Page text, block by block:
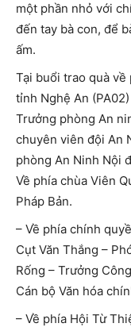
một phần nhỏ với
đến tay bà con, để
ấm.
Tại buổi trao quà về
tỉnh Nghệ An
Trưởng phòng An
chuyên viên đội An
phòng An Ninh Nội
Về phía chùa Viên
Pháp Bản.
– Về phía chính
Cụt Văn Thắng –
Rống – Trưởng
Cán bộ Văn hóa
– Về phía Hội Từ